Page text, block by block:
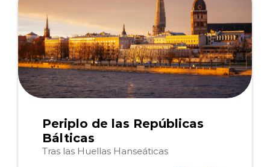
Periplo de las Repúblicas
Bálticas
Tras las Huellas Hanseáticas